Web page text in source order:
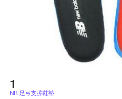
NB 足弓支撐鞋墊